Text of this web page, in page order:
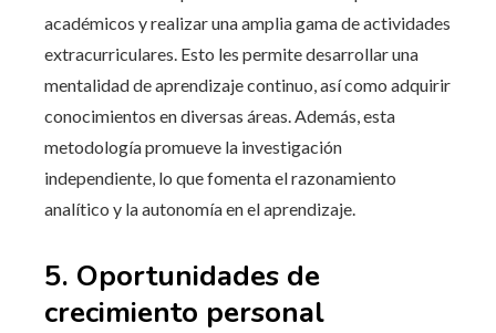
académicos y realizar una amplia gama de actividades
extracurriculares. Esto les permite desarrollar una
mentalidad de aprendizaje continuo, así como adquirir
conocimientos en diversas áreas. Además, esta
metodología promueve la investigación
independiente, lo que fomenta el razonamiento
analítico y la autonomía en el aprendizaje.
5. Oportunidades de
crecimiento personal